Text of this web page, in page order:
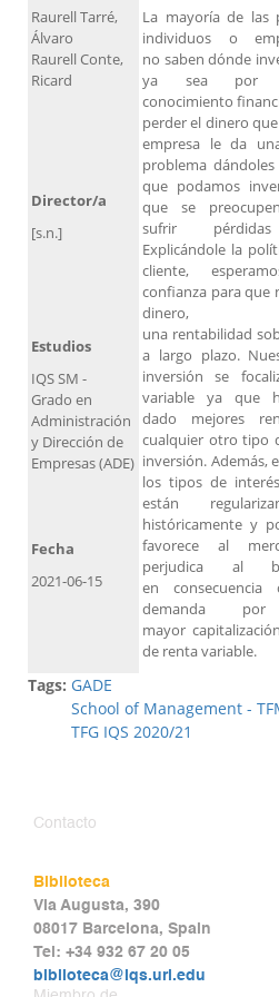
Raurell Tarré,
Álvaro
Raurell Conte,
Ricard
La mayoría de las
individuos o
no saben dónde
ya sea por
conocimiento
perder el dinero
empresa le da
problema
que podamos
que se
sufrir pérdidas
Explicándole la
cliente,
confianza para que
dinero,
una rentabilidad
a largo plazo.
inversión se
variable ya que
dado mejores
cualquier otro tipo
inversión. Además,
los tipos de
están
históricamente y
favorece al
perjudica al
en
demanda
mayor
de renta variable.
Director/a
[s.n.]
Estudios
IQS SM -
Grado en
Administración
y Dirección de
Empresas (ADE)
Fecha
2021-06-15
Tags: GADE
School of Management -
TFG IQS 2020/21
Contacto
Biblioteca
Via Augusta, 390
08017 Barcelona, Spain
Tel: +34 932 67 20 05
biblioteca@iqs.url.edu